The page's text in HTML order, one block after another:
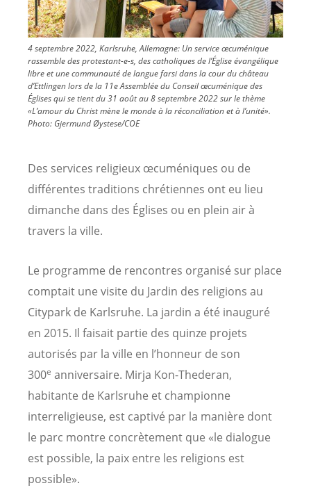
4 septembre 2022, Karlsruhe, Allemagne: Un service œcuménique
rassemble des protestant-e-s, des catholiques de l’Église évangélique
libre et une communauté de langue farsi dans la cour du château
d’Ettlingen lors de la 11e Assemblée du Conseil œcuménique des
Églises qui se tient du 31 août au 8 septembre 2022 sur le thème
«L’amour du Christ mène le monde à la réconciliation et à l’unité».
Photo: Gjermund Øystese/COE
Des services religieux œcuméniques ou de
différentes traditions chrétiennes ont eu lieu
dimanche dans des Églises ou en plein air à
travers la ville.
Le programme de rencontres organisé sur place
comptait une visite du Jardin des religions au
Citypark de Karlsruhe. La jardin a été inauguré
en 2015. Il faisait partie des quinze projets
autorisés par la ville en l’honneur de son
300e anniversaire. Mirja Kon-Thederan,
habitante de Karlsruhe et championne
interreligieuse, est captivé par la manière dont
le parc montre concrètement que «le dialogue
est possible, la paix entre les religions est
possible».